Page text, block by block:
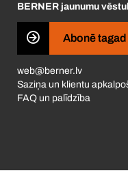
Business Conduct
BERNER jaunumu
Abonē tagad
web@berner.lv
Saziņa un klientu
FAQ un palīdzība